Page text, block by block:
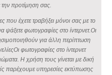
προτίμηση σας.
που έχετε τραβήξει μόνοι σας με το
φωτογραφίες στο ίντερνετ.Οι
για άλλη περίπτωση
φωτογραφίες στο ίντερνετ
Η χρήση τους γίνεται με δική
παρέχουμε υπηρεσίες εκτύπωσης